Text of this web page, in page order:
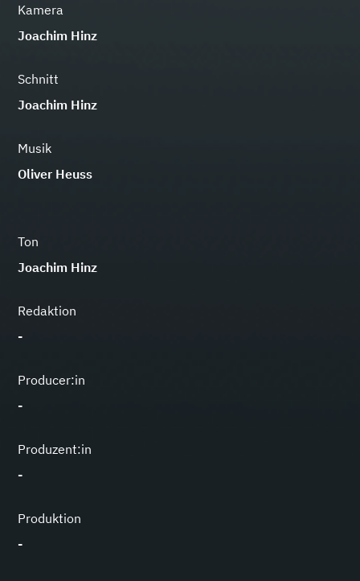
Kamera
Joachim Hinz
Schnitt
Joachim Hinz
Musik
Oliver Heuss
Ton
Joachim Hinz
Redaktion
-
Producer:in
-
Produzent:in
-
Produktion
-